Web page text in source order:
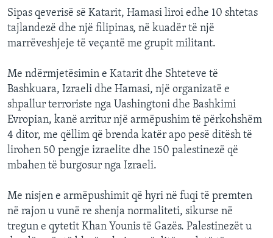
Sipas qeverisë së Katarit, Hamasi liroi edhe 10 shtetas
tajlandezë dhe një filipinas, në kuadër të një
marrëveshjeje të veçantë me grupit militant.
Me ndërmjetësimin e Katarit dhe Shteteve të
Bashkuara, Izraeli dhe Hamasi, një organizatë e
shpallur terroriste nga Uashingtoni dhe Bashkimi
Evropian, kanë arritur një armëpushim të përkohshëm
4 ditor, me qëllim që brenda katër apo pesë ditësh të
lirohen 50 pengje izraelite dhe 150 palestinezë që
mbahen të burgosur nga Izraeli.
Me nisjen e armëpushimit që hyri në fuqi të premten
në rajon u vunë re shenja normaliteti, sikurse në
tregun e qytetit Khan Younis të Gazës. Palestinezët u